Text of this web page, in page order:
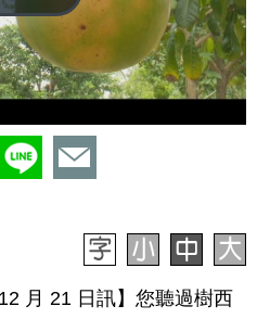
月 21 日訊】您聽過樹西